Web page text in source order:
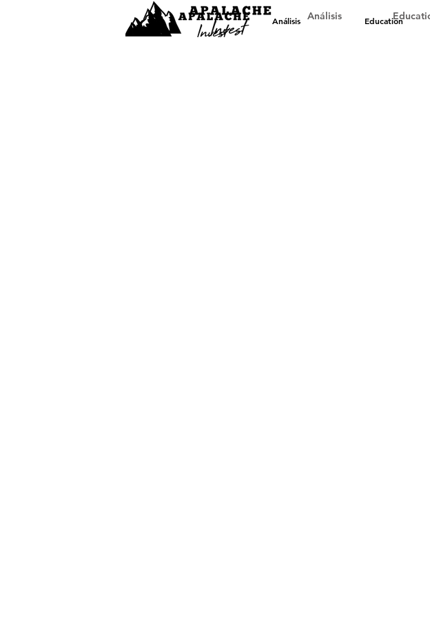
Análisis Education
Análisis